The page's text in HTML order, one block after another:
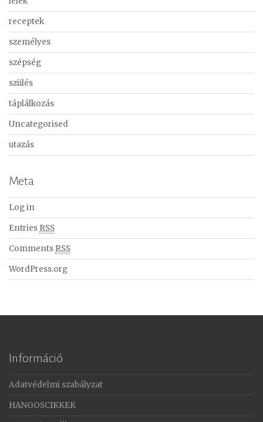
receptek
személyes
szépség
szülés
táplálkozás
Uncategorised
utazás
Meta
Log in
Entries RSS
Comments RSS
WordPress.org
Információ
Adatvédelmi szabályzat
HANGOSCIKKEK